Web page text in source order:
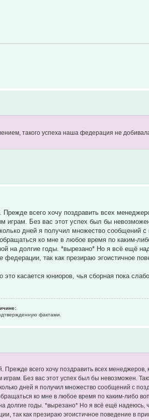
такого успеха наша федерация не
всего хочу поздравить всех
играм. Без вас этот успех был бы
дней я получил множество сообщений
ко мне в любое время по каким-
на долгие годы. *вырезано* Но я всё ещё
так как презираю эгоистичное
касается юниоров, чья сборная пока
фактами.
всего хочу поздравить всех
играм. Без вас этот успех был бы невозможен.
дней я получил множество сообщений с
ко мне в любое время по каким-либо
годы. *вырезано* Но я всё ещё надеюсь,
так как презираю эгоистичное поведение в